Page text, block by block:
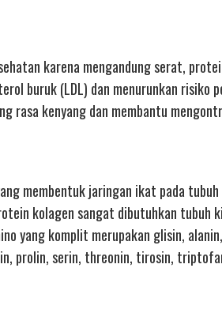
karena mengandung serat,
buruk (LDL) dan menurunkan
rasa kenyang dan membantu
membentuk jaringan ikat pada
kolagen sangat dibutuhkan
yang komplit merupakan glisin,
prolin, serin, threonin, tirosin,